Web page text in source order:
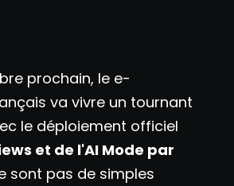
prochain, le e-
va vivre un tournant
le déploiement officiel
et de l'AI Mode par
sont pas de simples